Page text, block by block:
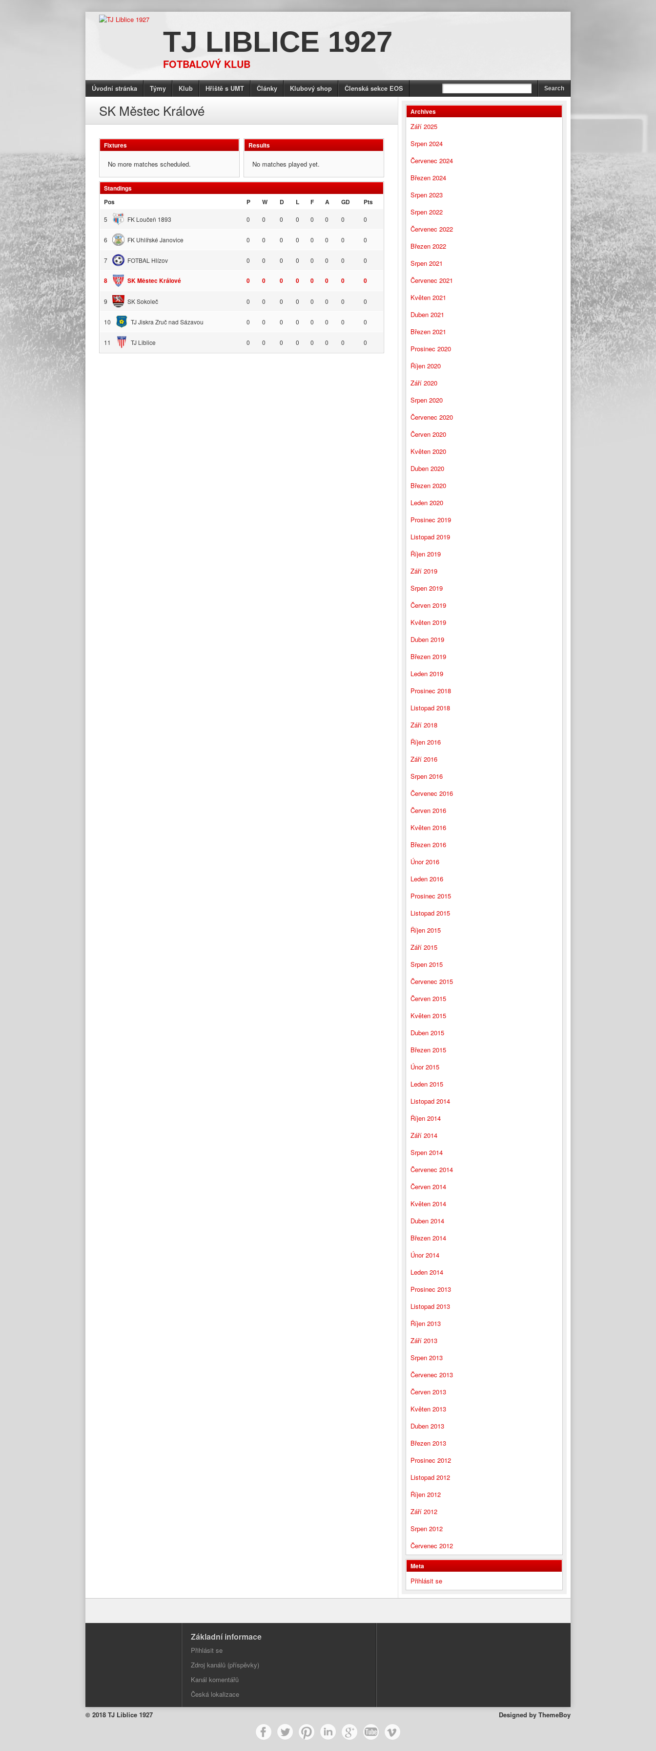
TJ LIBLICE 1927
FOTBALOVÝ KLUB
Úvodní stránka Týmy Klub Hřiště s UMT Články Klubový shop Členská sekce EOS
SK Městec Králové
Fixtures
No more matches scheduled.
Results
No matches played yet.
Standings
Pos
P W D L F A GD Pts
5 FK Loučeň 1893 0 0 0 0 0 0 0 0
6 FK Uhlířské Janovice 0 0 0 0 0 0 0 0
7 FOTBAL Hlízov 0 0 0 0 0 0 0 0
8 SK Městec Králové 0 0 0 0 0 0 0 0
9 SK Sokoleč 0 0 0 0 0 0 0 0
10 TJ Jiskra Zruč nad Sázavou 0 0 0 0 0 0 0 0
11 TJ Liblice 0 0 0 0 0 0 0 0
Archives
Září 2025
Srpen 2024
Červenec 2024
Březen 2024
Srpen 2023
Srpen 2022
Červenec 2022
Březen 2022
Srpen 2021
Červenec 2021
Květen 2021
Duben 2021
Březen 2021
Prosinec 2020
Říjen 2020
Září 2020
Srpen 2020
Červenec 2020
Červen 2020
Květen 2020
Duben 2020
Březen 2020
Leden 2020
Prosinec 2019
Listopad 2019
Říjen 2019
Září 2019
Srpen 2019
Červen 2019
Květen 2019
Duben 2019
Březen 2019
Leden 2019
Prosinec 2018
Listopad 2018
Září 2018
Říjen 2016
Září 2016
Srpen 2016
Červenec 2016
Červen 2016
Květen 2016
Březen 2016
Únor 2016
Leden 2016
Prosinec 2015
Listopad 2015
Říjen 2015
Září 2015
Srpen 2015
Červenec 2015
Červen 2015
Květen 2015
Duben 2015
Březen 2015
Únor 2015
Leden 2015
Listopad 2014
Říjen 2014
Září 2014
Srpen 2014
Červenec 2014
Červen 2014
Květen 2014
Duben 2014
Březen 2014
Únor 2014
Leden 2014
Prosinec 2013
Listopad 2013
Říjen 2013
Září 2013
Srpen 2013
Červenec 2013
Červen 2013
Květen 2013
Duben 2013
Březen 2013
Prosinec 2012
Listopad 2012
Říjen 2012
Září 2012
Srpen 2012
Červenec 2012
Meta
Přihlásit se
Základní informace
Přihlásit se
Zdroj kanálů (příspěvky)
Kanál komentářů
Česká lokalizace
© 2018 TJ Liblice 1927 Designed by ThemeBoy